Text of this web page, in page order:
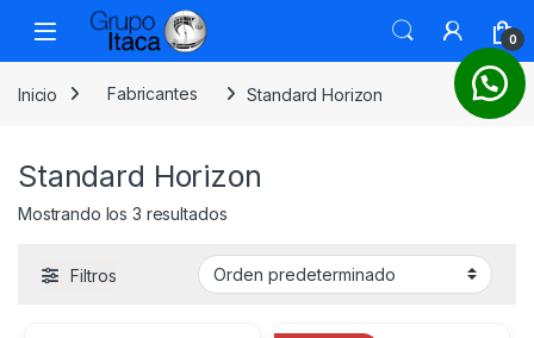
0
Inicio Fabricantes Standard Horizon
Standard Horizon
Mostrando los 3 resultados
Filtros